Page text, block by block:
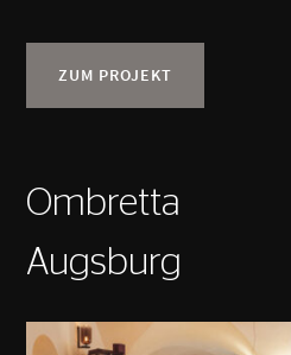
ZUM PROJEKT
Ombretta
Augsburg